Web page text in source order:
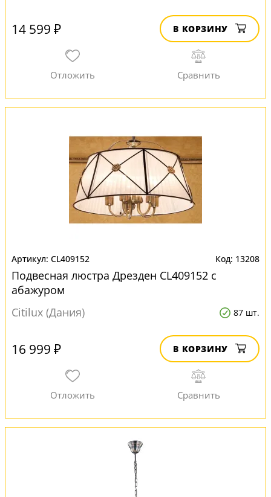
14 599 ₽ В КОРЗИНУ
CL409152 13208
Подвесная люстра Дрезден CL409152 с
абажуром
Citilux (Дания)
87 шт.
16 999 ₽ В КОРЗИНУ